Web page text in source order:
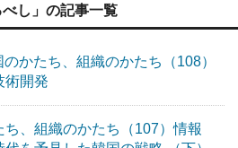
べし」の記事一覧
のかたち、組織のかたち（108）
術開発
ち、組織のかたち（107）情報